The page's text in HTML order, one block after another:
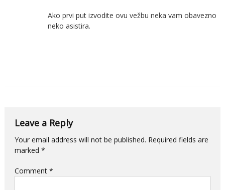
Ako prvi put izvodite ovu vežbu neka vam obavezno
neko asistira.
Leave a Reply
Your email address will not be published. Required fields are
marked *
Comment *